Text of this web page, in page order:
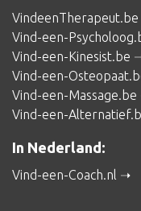
VindeenTherapeut.be
Vind-een-
Vind-een-Kinesist.be
Vind-een-
Vind-een-Massage.be
Vind-een-
In Nederland:
Vind-een-Coach.nl